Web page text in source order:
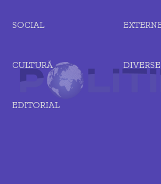
SOCIAL
CULTURĂ DIVERSE
EDITORIAL